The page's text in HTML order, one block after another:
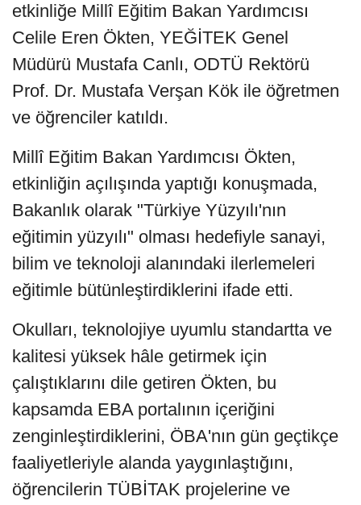
etkinliğe Millî Eğitim Bakan Yardımcısı
Celile Eren Ökten, YEĞİTEK Genel
Müdürü Mustafa Canlı, ODTÜ Rektörü
Prof. Dr. Mustafa Verşan Kök ile öğretmen
ve öğrenciler katıldı.
Millî Eğitim Bakan Yardımcısı Ökten,
etkinliğin açılışında yaptığı konuşmada,
Bakanlık olarak "Türkiye Yüzyılı'nın
eğitimin yüzyılı" olması hedefiyle sanayi,
bilim ve teknoloji alanındaki ilerlemeleri
eğitimle bütünleştirdiklerini ifade etti.
Okulları, teknolojiye uyumlu standartta ve
kalitesi yüksek hâle getirmek için
çalıştıklarını dile getiren Ökten, bu
kapsamda EBA portalının içeriğini
zenginleştirdiklerini, ÖBA'nın gün geçtikçe
faaliyetleriyle alanda yaygınlaştığını,
öğrencilerin TÜBİTAK projelerine ve